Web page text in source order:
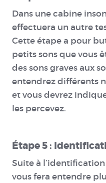
Dans une cabine
effectuera un autre
Cette étape a pour
petits sons que vous
des sons graves aux
entendrez différents
et vous devrez
les percevez.
Étape 5 :
Suite à
vous fera entendre